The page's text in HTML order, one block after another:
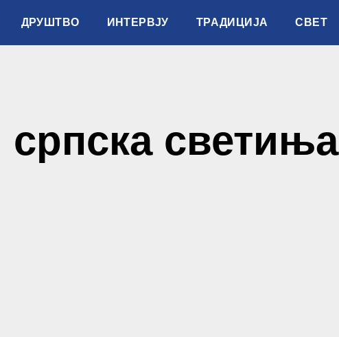
ДРУШТВО ИНТЕРВЈУ ТРАДИЦИЈА СВЕТ
српска светиња